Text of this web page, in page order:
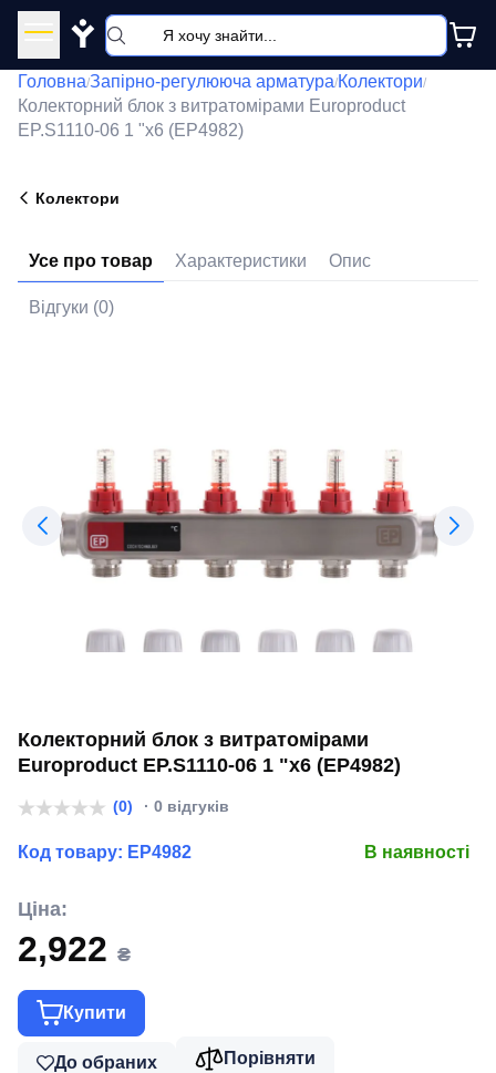
Y
Головна/Запірно-регулююча арматура/Колектори/
Колекторний блок з витратомірами Europroduct
EP.S1110-06 1 "x6 (EP4982)
Колектори
Усе про товар Характеристики Опис
Відгуки (0)
Колекторний блок з витратомірами
Europroduct EP.S1110-06 1 "x6 (EP4982)
(0) · 0 відгуків
Код товару: EP4982 В наявності
Ціна:
2,922 ₴
Купити
До обраних Порівняти